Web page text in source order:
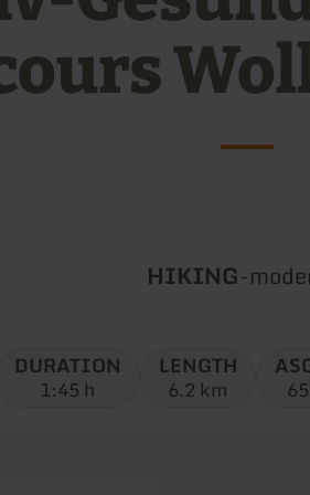
Type
HIKING-
DURATION
1:45 h
LENGTH
6.2 km